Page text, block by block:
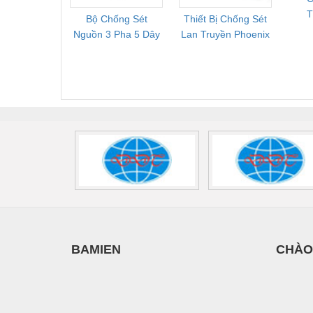
Vật liệu xây dựng
Y khoa - Trang thiết bị
Bộ Chống Sét
Nguồn 3 Pha 5 Dây
Thiết Bị Chống Sét
Lan Truyền Phoenix
Bộ
BAMIEN